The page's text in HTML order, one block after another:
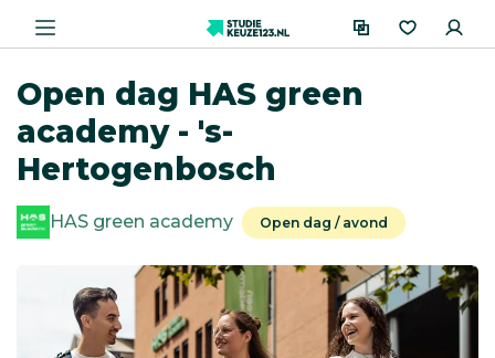
Open dag HAS green
academy - 's-
Hertogenbosch
HAS green academy Open dag / avond